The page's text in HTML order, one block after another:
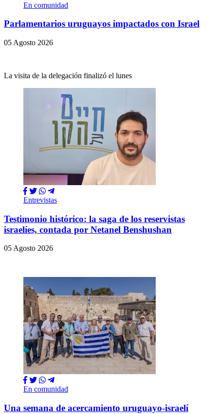
En comunidad
Parlamentarios uruguayos impactados con Israel
05 Agosto 2026
La visita de la delegación finalizó el lunes
Entrevistas
Testimonio histórico: la saga de los reservistas
israelíes, contada por Netanel Benshushan
05 Agosto 2026
En comunidad
Una semana de acercamiento uruguayo-israelí